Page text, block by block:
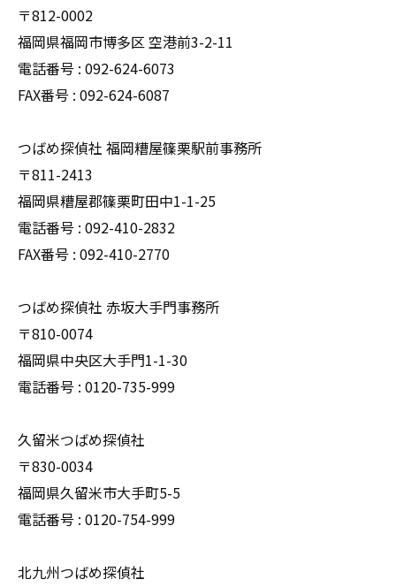
〒812-0002
福岡県福岡市博多区 空港前3-2-11
電話番号 : 092-624-6073
FAX番号 : 092-624-6087
つばめ探偵社 福岡糟屋篠栗駅前事務所
〒811-2413
福岡県糟屋郡篠栗町田中1-1-25
電話番号 : 092-410-2832
FAX番号 : 092-410-2770
つばめ探偵社 赤坂大手門事務所
〒810-0074
福岡県中央区大手門1-1-30
電話番号 : 0120-735-999
久留米つばめ探偵社
〒830-0034
福岡県久留米市大手町5-5
電話番号 : 0120-754-999
北九州つばめ探偵社